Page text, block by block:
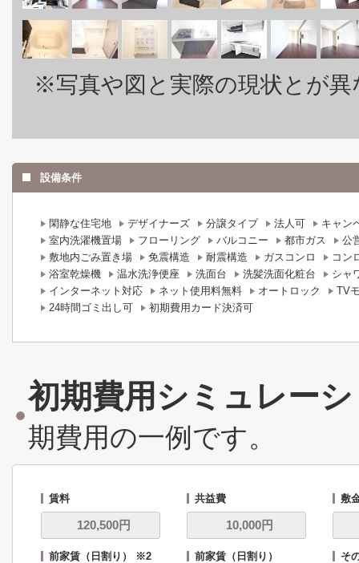
※写真や図と実際の現状とが
設備条件
閑静な住宅地 デザイナーズ 分譲タイプ 法人可
キャン
室内洗濯機置場
フローリング バルコニー 都市ガス
公
敷地内ごみ置き場
免震構造 耐震構造 ガスコンロ
コン
浴室乾燥機
温水洗浄便座 洗面台 洗髪洗面化粧台
シャ
インターネット対応
ネット使用料無料 オートロック
TV
24時間ゴミ出し可
初期費用カード決済可
初期費用シミュレー
期費用の一例です。
賃料 共益費 敷
前家賃（日割り） ※2 前家賃（日割り） そ